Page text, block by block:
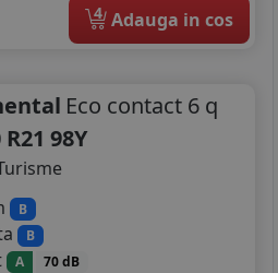
4 Adauga in cos
Eco contact 6 q
98Y
B
B
A 70 dB